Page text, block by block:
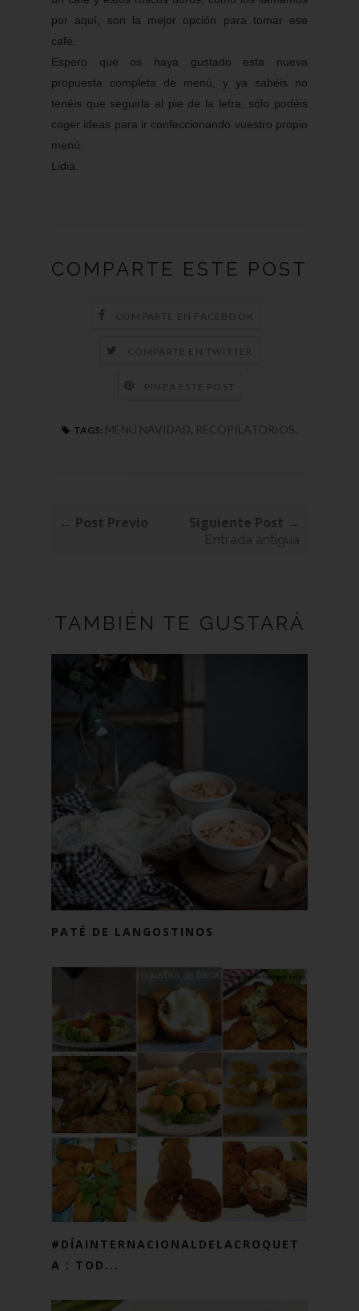
por aquí, son la mejor opción para tomar ese
café.
Espero que os haya gustado esta nueva
propuesta completa de menú, y ya sabéis no
tenéis que seguirla al pie de la letra, sólo podéis
coger ideas para ir confeccionando vuestro propio
menú.
Lidia.
COMPARTE ESTE POST
COMPARTE EN FACEBOOK
COMPARTE EN TWITTER
PINEA ESTE POST
TAGS: MENÚ NAVIDAD, RECOPILATORIOS.
← Post Previo Siguiente Post →
Entrada antigua
TAMBIÉN TE GUSTARÁ
PATÉ DE LANGOSTINOS
#DÍAINTERNACIONALDELACROQUET
A : TOD...